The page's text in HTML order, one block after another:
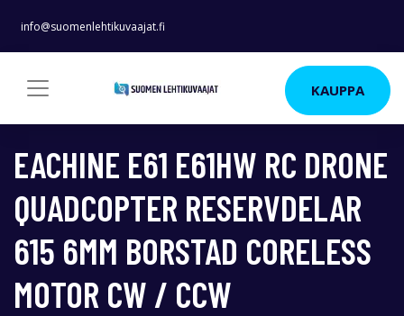
info@suomenlehtikuvaajat.fi
KAUPPA
EACHINE E61 E61HW RC DRONE
QUADCOPTER RESERVDELAR
615 6MM BORSTAD CORELESS
MOTOR CW / CCW